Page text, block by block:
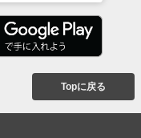
Topに戻る